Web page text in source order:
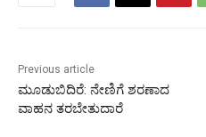
Previous article
ಮೂಡುಬಿದಿರೆ: ನೇಣಿಗೆ ಶರಣಾದ
ವಾಹನ ತರಬೇತುದಾರೆ